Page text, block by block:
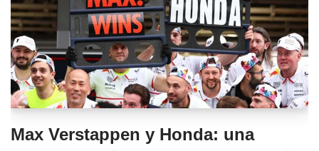
Max Verstappen y Honda: una